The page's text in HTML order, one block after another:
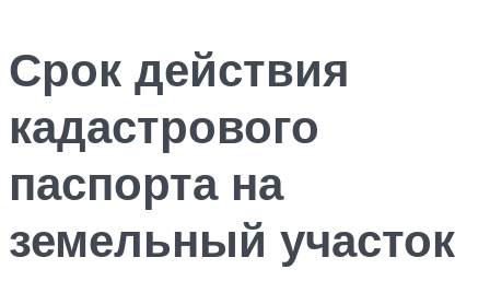
Срок действия
кадастрового
паспорта на
земельный участок